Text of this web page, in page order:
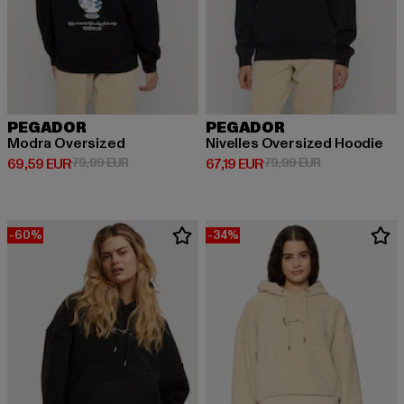
PEGADOR
Modra Oversized
69,59 EUR
Derzeitiger Preis: 69,59 EUR
79,99 EURAktionspreis: 79,99 EUR
PEGADOR
Nivelles Oversized Hoodie
67,19 EUR
Derzeitiger Preis: 67,19 EUR
79,99 EURAktionspreis:
-60% -34%